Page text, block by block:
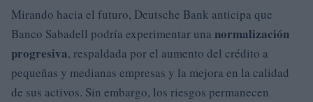
Mirando hacia el futuro, Deutsche Bank anticipa que
Banco Sabadell podría experimentar una normalización
progresiva, respaldada por el aumento del crédito a
pequeñas y medianas empresas y la mejora en la calidad
de sus activos. Sin embargo, los riesgos permanecen